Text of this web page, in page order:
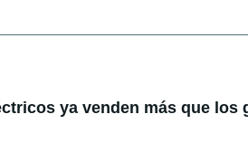
ya venden más que los